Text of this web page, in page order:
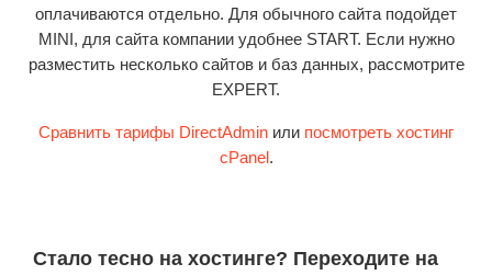
оплачиваются отдельно. Для обычного сайта подойдет
MINI, для сайта компании удобнее START. Если нужно
разместить несколько сайтов и баз данных, рассмотрите
EXPERT.
Сравнить тарифы DirectAdmin или посмотреть хостинг
cPanel .
Стало тесно на хостинге? Переходите на